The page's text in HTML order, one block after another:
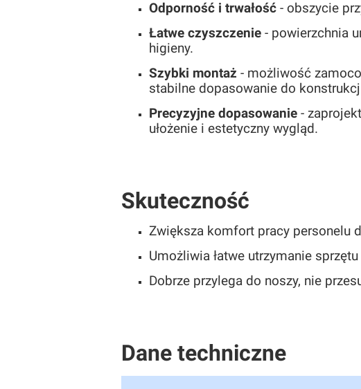
Odporność i trwałość- obszycie
Łatwe czyszczenie- powierzchnia
higieny.
Szybki montaż - możliwość
stabilne dopasowanie do
Precyzyjne dopasowanie-
ułożenie i estetyczny wygląd.
Skuteczność
Zwiększa komfort pracy personelu
Umożliwia łatwe utrzymanie
Dobrze przylega do noszy, nie
Dane techniczne